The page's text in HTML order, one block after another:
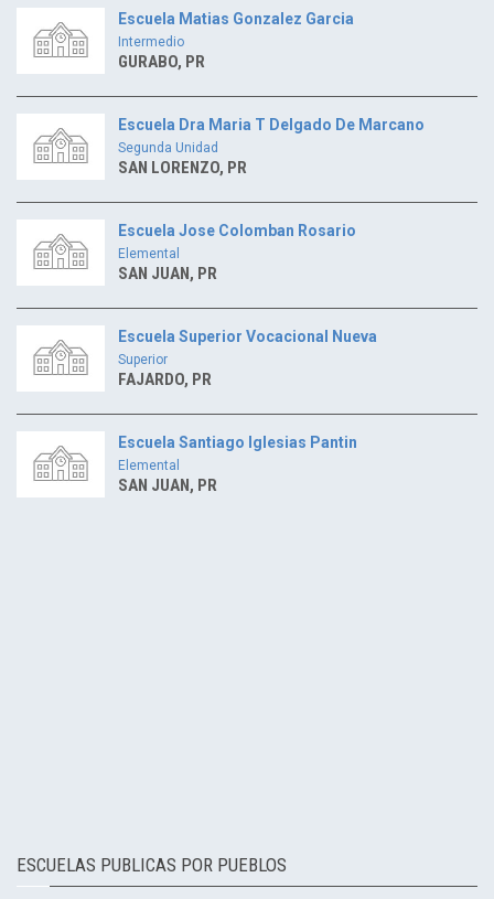
Escuela Matias Gonzalez Garcia
Intermedio
GURABO, PR
Escuela Dra Maria T Delgado De Marcano
Segunda Unidad
SAN LORENZO, PR
Escuela Jose Colomban Rosario
Elemental
SAN JUAN, PR
Escuela Superior Vocacional Nueva
Superior
FAJARDO, PR
Escuela Santiago Iglesias Pantin
Elemental
SAN JUAN, PR
ESCUELAS PUBLICAS POR PUEBLOS